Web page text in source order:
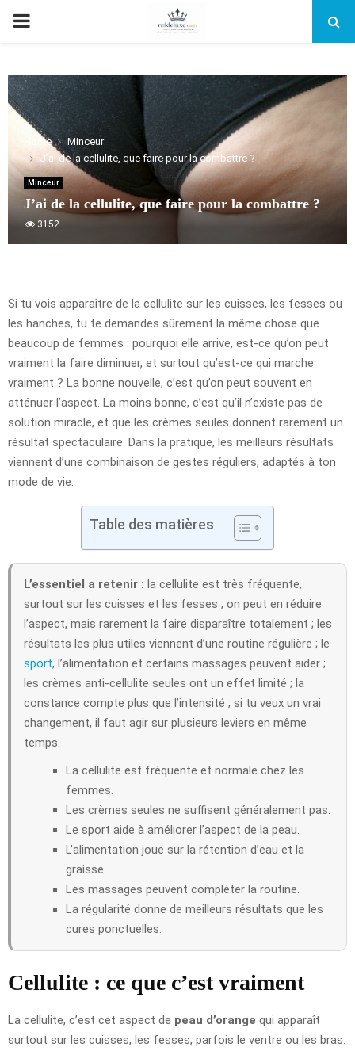
PRIMARY
Home
Minceur
J’ai de la cellulite, que faire pour la combattre ?
Minceur
J’ai de la cellulite, que faire pour la combattre ?
3152
Si tu vois apparaître de la cellulite sur les cuisses, les fesses ou
les hanches, tu te demandes sûrement la même chose que
beaucoup de femmes : pourquoi elle arrive, est-ce qu’on peut
vraiment la faire diminuer, et surtout qu’est-ce qui marche
vraiment ? La bonne nouvelle, c’est qu’on peut souvent en
atténuer l’aspect. La moins bonne, c’est qu’il n’existe pas de
solution miracle, et que les crèmes seules donnent rarement un
résultat spectaculaire. Dans la pratique, les meilleurs résultats
viennent d’une combinaison de gestes réguliers, adaptés à ton
mode de vie.
Table des matières
L’essentiel a retenir : la cellulite est très fréquente,
surtout sur les cuisses et les fesses ; on peut en réduire
l’aspect, mais rarement la faire disparaître totalement ; les
résultats les plus utiles viennent d’une routine régulière ; le
sport, l’alimentation et certains massages peuvent aider ;
les crèmes anti-cellulite seules ont un effet limité ; la
constance compte plus que l’intensité ; si tu veux un vrai
changement, il faut agir sur plusieurs leviers en même
temps.
La cellulite est fréquente et normale chez les
femmes.
Les crèmes seules ne suffisent généralement pas.
Le sport aide à améliorer l’aspect de la peau.
L’alimentation joue sur la rétention d’eau et la
graisse.
Les massages peuvent compléter la routine.
La régularité donne de meilleurs résultats que les
cures ponctuelles.
Cellulite : ce que c’est vraiment
La cellulite, c’est cet aspect de peau d’orange qui apparaît
surtout sur les cuisses, les fesses, parfois le ventre ou les bras.